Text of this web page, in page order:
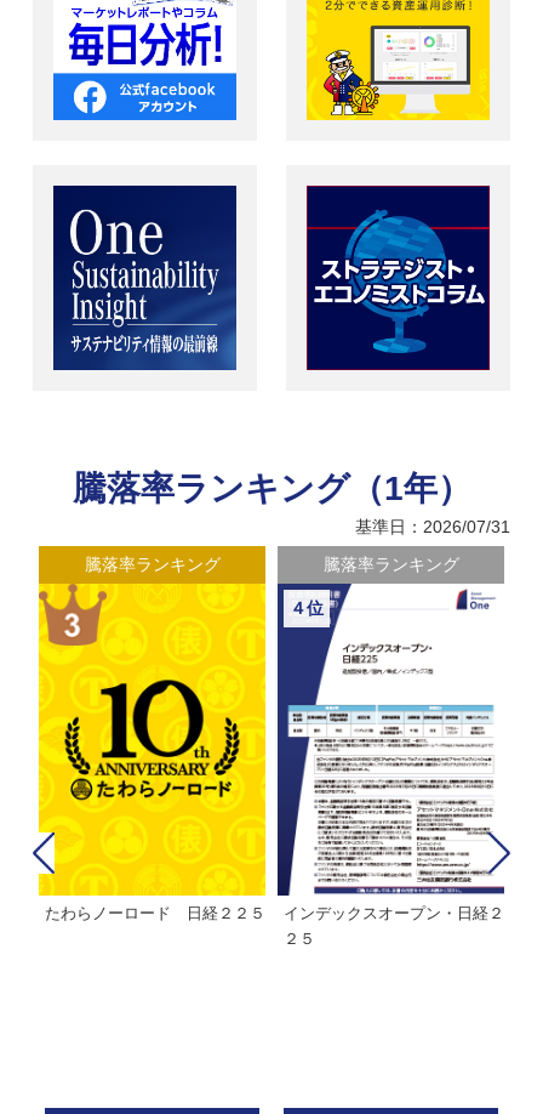
騰落率ランキング（1年）
基準日：2026/07/31
騰落率ランキング
たわらノーロード 日経２２５
騰落率ランキング
４位
インデックスオープン・日経２
２５